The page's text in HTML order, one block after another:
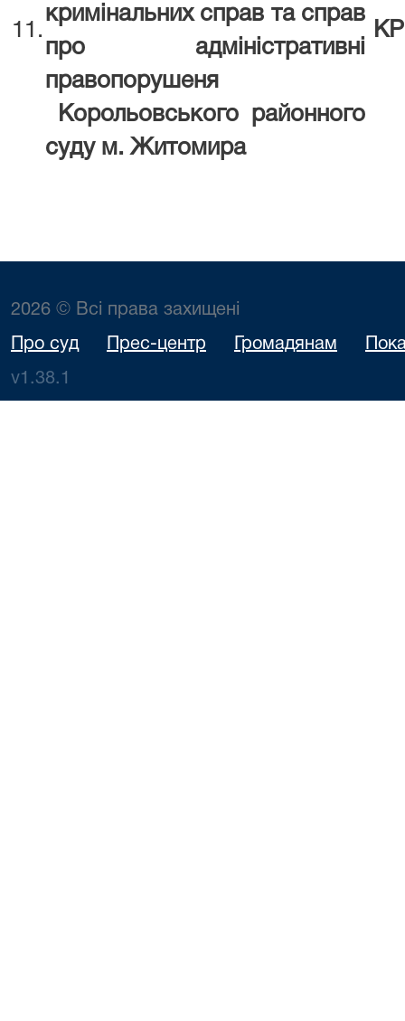
11.
кримінальних справ та справ
про адміністративні
правопорушеня
Корольовського районного
суду м. Житомира
2026 © Всі права захищені
Про суд Прес-центр Громадянам
v1.38.1